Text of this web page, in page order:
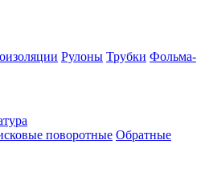
Рулоны Трубки Фольма-
поворотные Обратные